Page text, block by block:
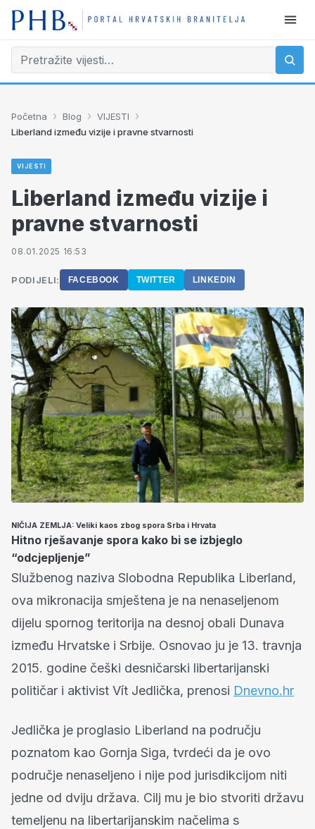
Početna › Blog › VIJESTI ›
Liberland između vizije i pravne stvarnosti
VIJESTI
Liberland između vizije i
pravne stvarnosti
08.01.2025 16:53
PODIJELI: FACEBOOK TWITTER LINKEDIN
NIČIJA ZEMLJA: Veliki kaos zbog spora Srba i Hrvata
Hitno rješavanje spora kako bi se izbjeglo
“odcjepljenje”
Službenog naziva Slobodna Republika Liberland,
ova mikronacija smještena je na nenaseljenom
dijelu spornog teritorija na desnoj obali Dunava
između Hrvatske i Srbije. Osnovao ju je 13. travnja
2015. godine češki desničarski libertarijanski
političar i aktivist Vít Jedlička, prenosi Dnevno.hr
Jedlička je proglasio Liberland na području
poznatom kao Gornja Siga, tvrdeći da je ovo
područje nenaseljeno i nije pod jurisdikcijom niti
jedne od dviju država. Cilj mu je bio stvoriti državu
temeljenu na libertarijanskim načelima s